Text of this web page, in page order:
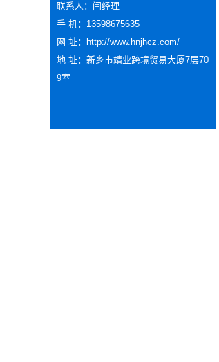
联系人：闫经理
手 机：13598675635
网 址：
http://www.hnjhcz.com/
地 址：新乡市靖业跨境贸易大厦7层70
9室